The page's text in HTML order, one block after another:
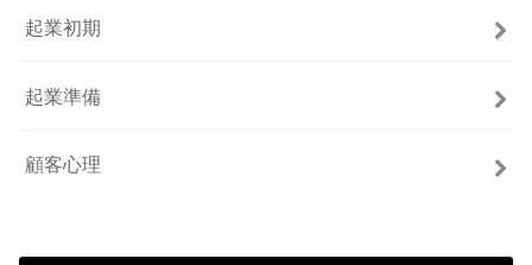
起業初期
起業準備
顧客心理